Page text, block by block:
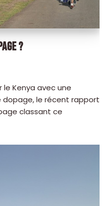
?
le Kenya avec une
le récent rapport
classant ce